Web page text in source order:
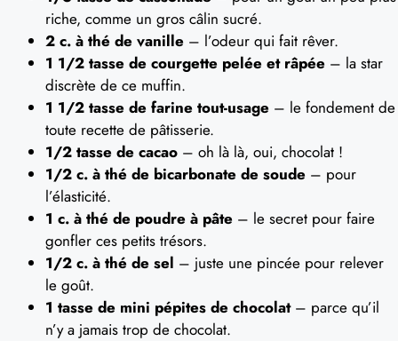
riche, comme un gros câlin sucré.
2 c. à thé de vanille – l’odeur qui fait rêver.
1 1/2 tasse de courgette pelée et râpée – la star
discrète de ce muffin.
1 1/2 tasse de farine tout-usage – le fondement de
toute recette de pâtisserie.
1/2 tasse de cacao – oh là là, oui, chocolat !
1/2 c. à thé de bicarbonate de soude – pour
l’élasticité.
1 c. à thé de poudre à pâte – le secret pour faire
gonfler ces petits trésors.
1/2 c. à thé de sel – juste une pincée pour relever
le goût.
1 tasse de mini pépites de chocolat– parce qu’il
n’y a jamais trop de chocolat.